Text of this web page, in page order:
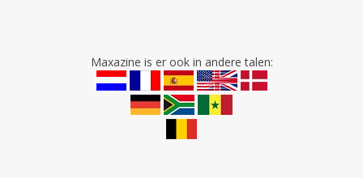
Maxazine is er ook in andere talen: